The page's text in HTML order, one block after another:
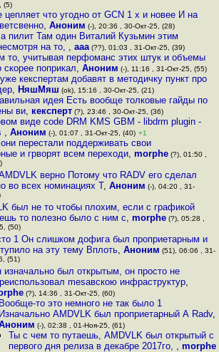
(5)
цепляет что угодно от GCN 1 x и новее И на
, Аноним (-), 20:36 , 30-Окт-25, (28)
пилит Там один Виталий Кузьмин этим
на то, ,aaa (??), 01:03 , 31-Окт-25, (39)
то, учитывая перфоманс этих штук и объемы
скорее поприкал, Аноним (-), 11:16 , 31-Окт-25, (55)
кекспертам добавят в методичку пункт про
, НяшМяш (ok), 15:16 , 30-Окт-25, (21)
идея Есть вообще толковые гайды по
ви, кексперт(?), 23:46 , 30-Окт-25, (36)
виде code DRM KMS GBM - libdrm plugin -
,Аноним (-), 01:07 , 31-Окт-25, (40) +1
перестали поддерживать свои
и грворят всем переходи, morphe(?), 01:50 ,
верно Потому что RADV его сделал
во всех номинациях Т, Аноним (-), 04:20 , 31-
был не то чтобы плохим, если с графикой
то полезно было с ним с,morphe (?), 05:28 ,
(50)
1 Он слишком дофига был проприетарным и
на эту тему Вплоть, Аноним (51), 06:06 , 31-
(51)
изначально был открытым, он просто не
mesaвскою инфраструктур,
(?), 14:36 , 31-Окт-25, (60)
Вообще-то это немного не так было 1
Изначально AMDVLK был проприетарный А Radv,
(-), 02:38 , 01-Ноя-25, (61)
Ты с чем то путаешь, AMDVLK был открытый с
первого дня релиза в декабре 2017го, , morphe